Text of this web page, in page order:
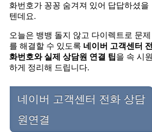
화번호가 꽁꽁 숨겨져 있어 답답하셨을
텐데요.
오늘은 뱅뱅 돌지 않고 다이렉트로 문제
를 해결할 수 있도록 네이버 고객센터 전
화번호와 실제 상담원 연결 팁을 속 시원
하게 정리해 드립니다.
네이버 고객센터 전화 상담
원연결